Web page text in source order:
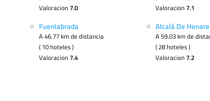
Valoracion 7.0
Valoracion 7.1
Fuenlabrada
A 46.77 km de distancia
( 10 hoteles )
Valoracion 7.4
Alcalá De
A 59.03 km de
( 28 hoteles )
Valoracion 7.2